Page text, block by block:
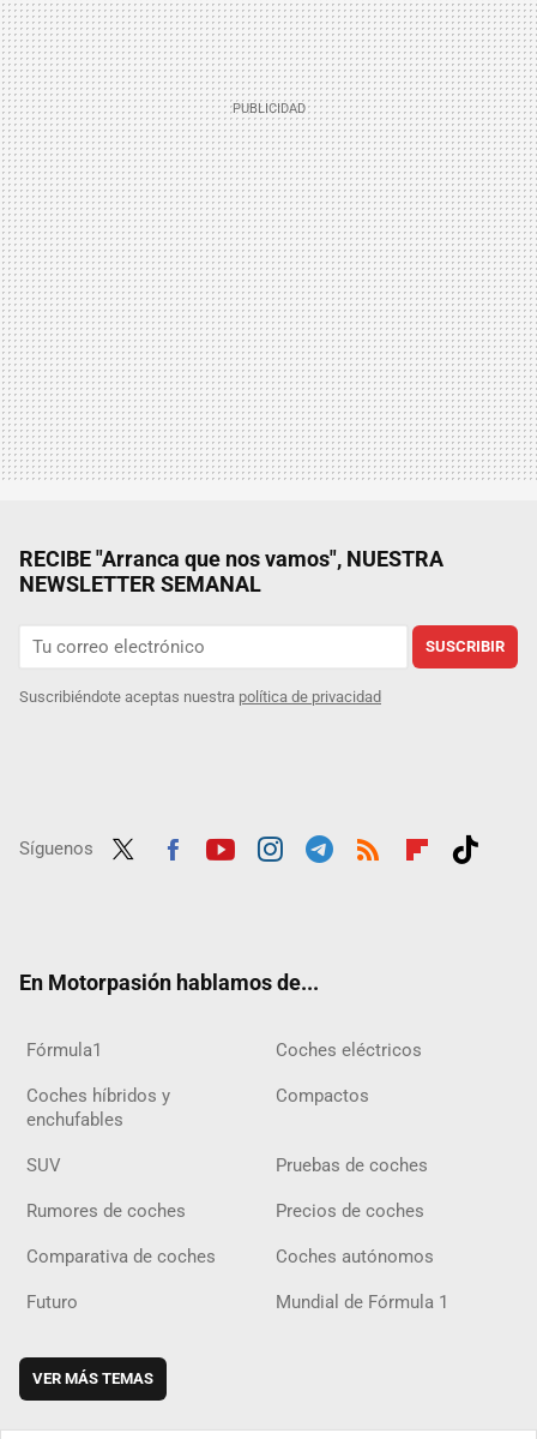
RECIBE "Arranca que nos vamos", NUESTRA
NEWSLETTER SEMANAL
SUSCRIBIR
Suscribiéndote aceptas nuestra política de privacidad
Síguenos
En Motorpasión hablamos de...
Fórmula1 Coches eléctricos
Coches híbridos y
enchufables
Compactos
SUV Pruebas de coches
Rumores de coches Precios de coches
Comparativa de coches Coches autónomos
Futuro Mundial de Fórmula 1
VER MÁS TEMAS